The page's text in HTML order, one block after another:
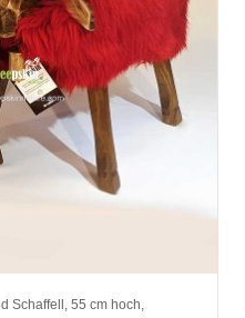
Schaffell, 55 cm hoch,